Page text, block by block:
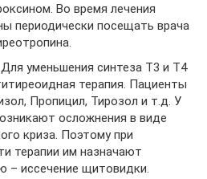
Во время лечения
периодически посещать врача
уменьшения синтеза Т3 и Т4
терапия. Пациенты
Пропицил, Тирозол и т.д. У
осложнения в виде
криза. Поэтому при
терапии им назначают
– иссечение щитовидки.